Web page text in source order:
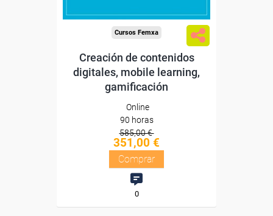
Cursos Femxa
Creación de contenidos
digitales, mobile learning,
gamificación
Online
90 horas
585,00 €
351,00 €
Comprar
0